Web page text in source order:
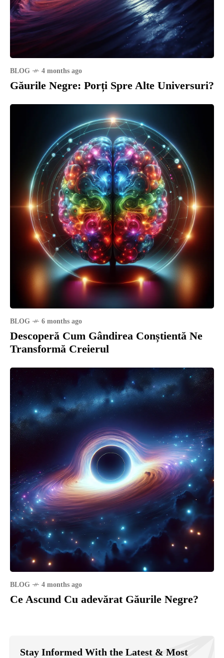
BLOG 4 months ago
Găurile Negre: Porți Spre Alte Universuri?
BLOG 6 months ago
Descoperă Cum Gândirea Conștientă Ne
Transformă Creierul
BLOG 4 months ago
Ce Ascund Cu adevărat Găurile Negre?
Stay Informed With the Latest & Most